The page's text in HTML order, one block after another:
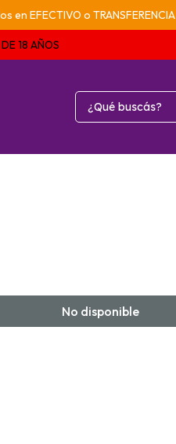
EFECTIVO o TRANSFERENCIA
18 AÑOS
No disponible